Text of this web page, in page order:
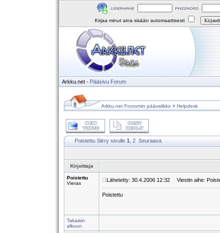
Kirjaa minut aina sisään automaattisesti
Arkku.net - Pääsivu Forum
Arkku.net Foorumin päävalikko » Helpdesk
Poistettu Siirry sivulle 1 2 Seuraava
Kirjoittaja
Poistettu
Vieras
Lähetetty: 30.4.2006 12:32 Viestin aihe:
Poistettu
Takaisin
alkuun